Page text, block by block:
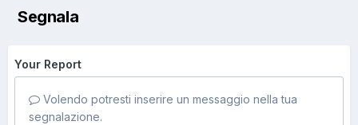
Segnala
Your Report
Volendo potresti inserire un messaggio nella tua
segnalazione.